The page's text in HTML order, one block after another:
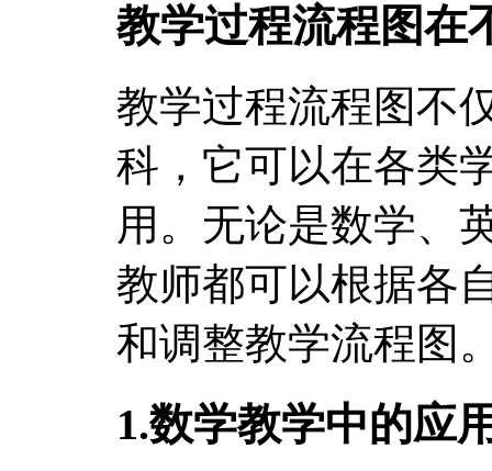
教学过程流程图在
教学过程流程图不
科，它可以在各类
用。无论是数学、
教师都可以根据各
和调整教学流程图
1.数学教学中的应